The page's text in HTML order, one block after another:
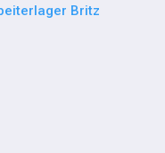
Britz